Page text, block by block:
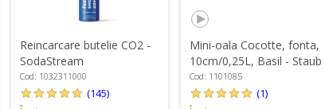
Reincarcare butelie CO2 -
SodaStream
Cod: 1032311000
(145)
Mini-oala Cocotte, fonta,
10cm/0,25L, Basil - Staub
Cod: 1101085
(1)